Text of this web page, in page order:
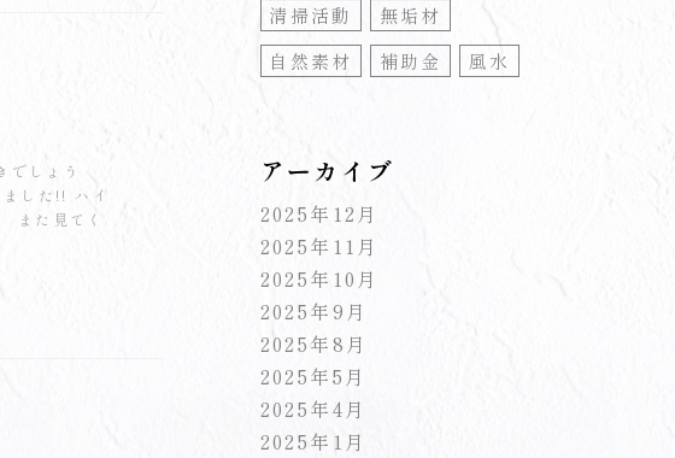
しょう
した!! ハイ
また見てく
清掃活動
無垢材
自然素材
補助金 風水
アーカイブ
2025年12月
2025年11月
2025年10月
2025年9月
2025年8月
2025年5月
2025年4月
2025年1月